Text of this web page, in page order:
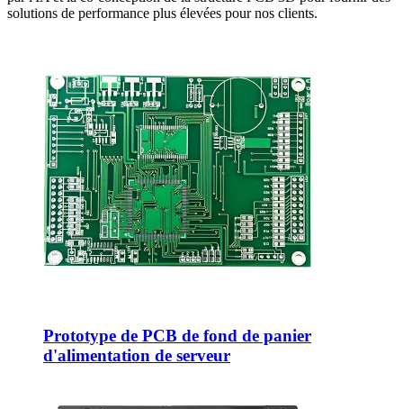
solutions de performance plus élevées pour nos clients.
Prototype de PCB de fond de panier
d'alimentation de serveur